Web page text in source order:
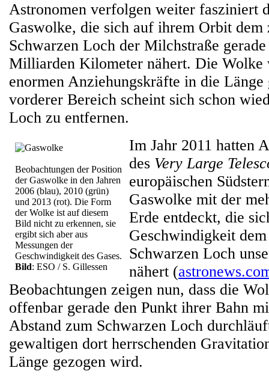
Astronomen verfolgen weiter fasziniert
Gaswolke, die sich auf ihrem Orbit dem
Schwarzen Loch der Milchstraße
Milliarden Kilometer nähert. Die Wolke
enormen Anziehungskräfte in die Länge
vorderer Bereich scheint sich schon
Loch zu entfernen.
Beobachtungen der Position
der Gaswolke in den Jahren
2006 (blau), 2010 (grün)
und 2013 (rot). Die Form
der Wolke ist auf diesem
Bild nicht zu erkennen, sie
ergibt sich aber aus
Messungen der
Geschwindigkeit des Gases.
Bild: ESO / S. Gillessen
Im Jahr 2011 hatten
des Very Large
europäischen
Gaswolke mit der
Erde entdeckt, die
Geschwindigkeit
Schwarzen Loch
nähert (
Beobachtungen zeigen nun, dass die
offenbar gerade den Punkt ihrer Bahn
Abstand zum Schwarzen Loch
gewaltigen dort herrschenden
Länge gezogen wird.